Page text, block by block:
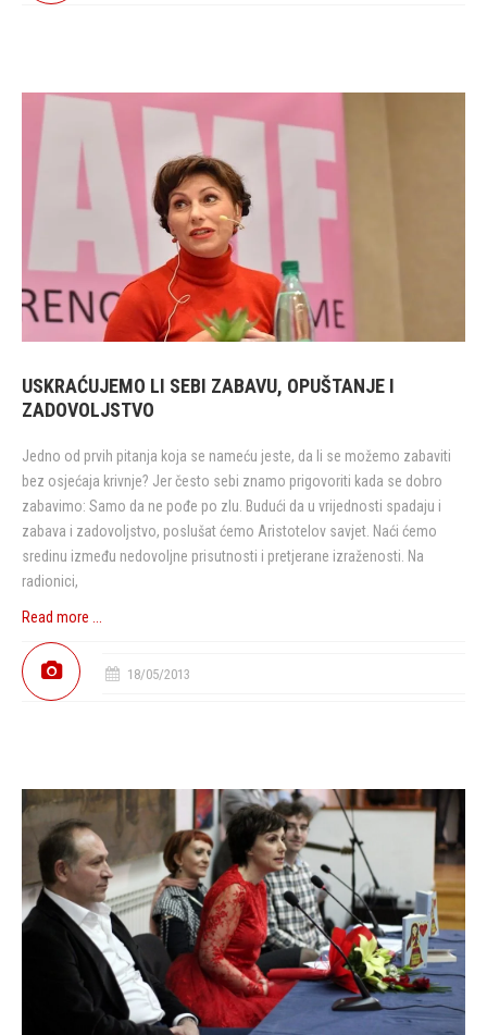
USKRAĆUJEMO LI SEBI ZABAVU, OPUŠTANJE I
ZADOVOLJSTVO
Jedno od prvih pitanja koja se nameću jeste, da li se možemo zabaviti
bez osjećaja krivnje? Jer često sebi znamo prigovoriti kada se dobro
zabavimo: Samo da ne pođe po zlu. Budući da u vrijednosti spadaju i
zabava i zadovoljstvo, poslušat ćemo Aristotelov savjet. Naći ćemo
sredinu između nedovoljne prisutnosti i pretjerane izraženosti. Na
radionici,
Read more ...
18/05/2013